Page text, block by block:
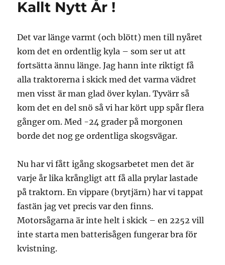
Kallt Nytt År !
Det var länge varmt (och blött) men till nyåret
kom det en ordentlig kyla – som ser ut att
fortsätta ännu länge. Jag hann inte riktigt få
alla traktorerna i skick med det varma vädret
men visst är man glad över kylan. Tyvärr så
kom det en del snö så vi har kört upp spår flera
gånger om. Med -24 grader på morgonen
borde det nog ge ordentliga skogsvägar.
Nu har vi fått igång skogsarbetet men det är
varje år lika krångligt att få alla prylar lastade
på traktorn. En vippare (brytjärn) har vi tappat
fastän jag vet precis var den finns.
Motorsågarna är inte helt i skick – en 2252 vill
inte starta men batterisågen fungerar bra för
kvistning.